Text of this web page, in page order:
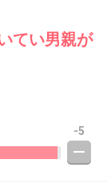
てい男親が
-5